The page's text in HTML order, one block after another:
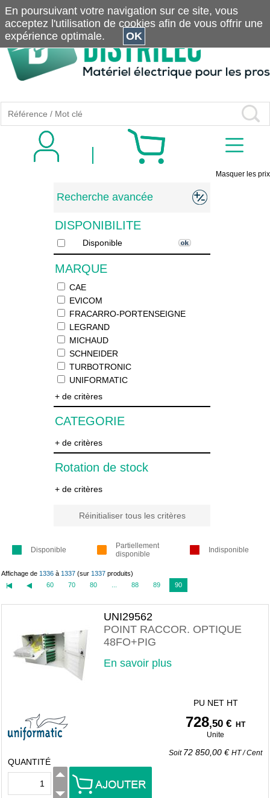
Masquer les prix
Recherche avancée
DISPONIBILITE
Disponible
MARQUE
CAE
EVICOM
FRACARRO-PORTENSEIGNE
LEGRAND
MICHAUD
SCHNEIDER
TURBOTRONIC
UNIFORMATIC
+ de critères
CATEGORIE
+ de critères
Rotation de stock
+ de critères
Réinitialiser tous les critères
Disponible
Partiellement
disponible
Indisponible
Affichage de 1336 à 1337 (sur 1337 produits)
60
70 80 88 89 90
UNI29562
POINT RACCOR. OPTIQUE
48FO+PIG
En savoir plus
PU NET HT
728,50 €
HT
Unite
Soit 72 850,00 € HT/Cent
QUANTITÉ
En poursuivant votre navigation sur ce site, vous
acceptez l'utilisation de cookies afin de vous offrir une
expérience optimale.
OK